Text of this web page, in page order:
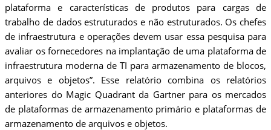
plataforma e características de produtos para cargas de
trabalho de dados estruturados e não estruturados. Os chefes
de infraestrutura e operações devem usar essa pesquisa para
avaliar os fornecedores na implantação de uma plataforma de
infraestrutura moderna de TI para armazenamento de blocos,
arquivos e objetos”. Esse relatório combina os relatórios
anteriores do Magic Quadrant da Gartner para os mercados
de plataformas de armazenamento primário e plataformas de
armazenamento de arquivos e objetos.